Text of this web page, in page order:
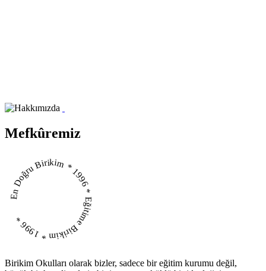
Mefkûremiz
En Doğru Birikim * 1996 * Eğitime Birikim * 1996 *
Birikim Okulları olarak bizler, sadece bir eğitim kurumu değil,